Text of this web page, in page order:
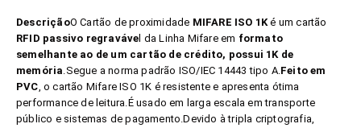
DescriçãoO Cartão de proximidade MIFARE ISO 1Ké um cartão
RFID passivo regraváve l da Linha Mifare em formato
semelhante ao de um cartão de crédito, possui 1K de
memória.Segue a norma padrão ISO/IEC 14443 tipo A.Feito em
PVC, o cartão Mifare ISO 1K é resistente e apresenta ótima
performance de leitura.É usado em larga escala em transporte
público e sistemas de pagamento.Devido à tripla criptografia,